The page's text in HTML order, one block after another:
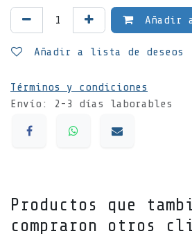
Añadir
Añadir a lista de deseos
Términos y condiciones
Envío: 2-3 días laborables
Productos que
compraron otros